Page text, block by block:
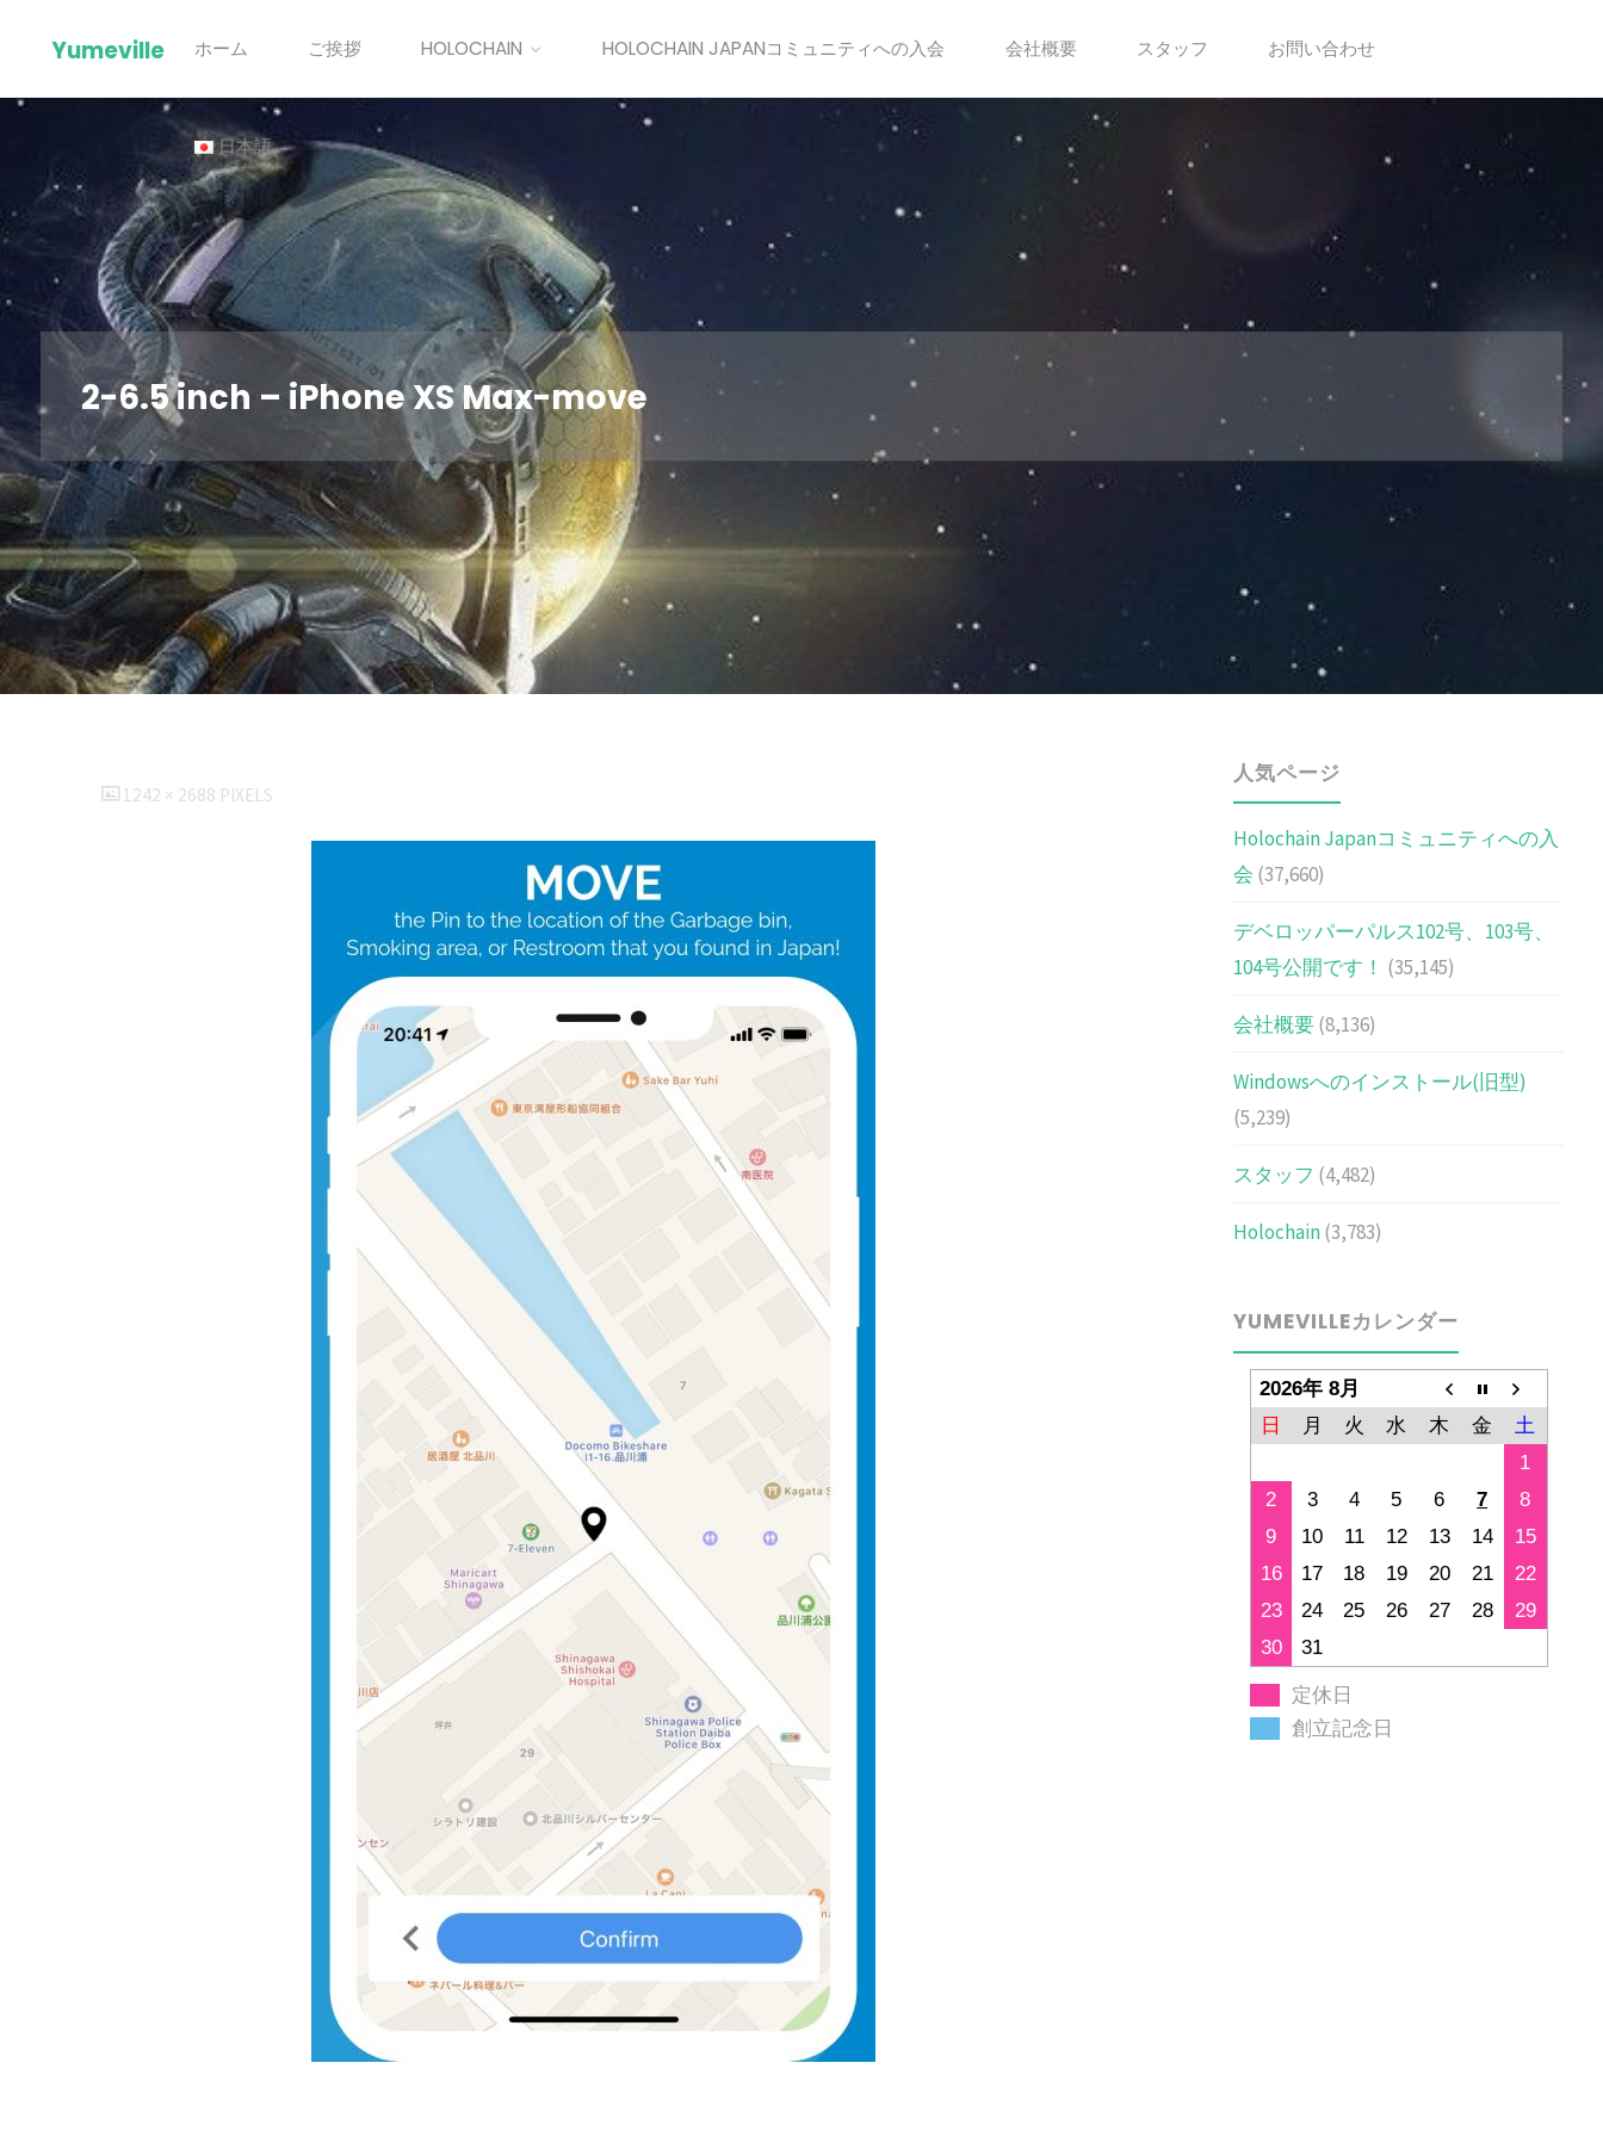
Yumeville ホーム ご挨拶 HOLOCHAIN HOLOCHAIN JAPANコミュニティへの入会 会社概要 スタッフ お問い合わせ
日本語
2-6.5 inch – iPhone XS Max-move
FULL1242 × 2688 PIXELS
人気ページ
Holochain Japanコミュニティへの入
会 (37,660)
デベロッパーパルス102号、103号、
104号公開です！ (35,145)
会社概要(8,136)
Windowsへのインストール(旧型)
(5,239)
スタッフ (4,482)
Holochain(3,783)
YUMEVILLEカレンダー
2026年 8月
日
月 火 水 木 金
土
1
2
3 4 5 6 7
8
9
10 11 12 13 14
15
16
17 18 19 20 21
22
23
24 25 26 27 28
29
30
31
定休日
創立記念日